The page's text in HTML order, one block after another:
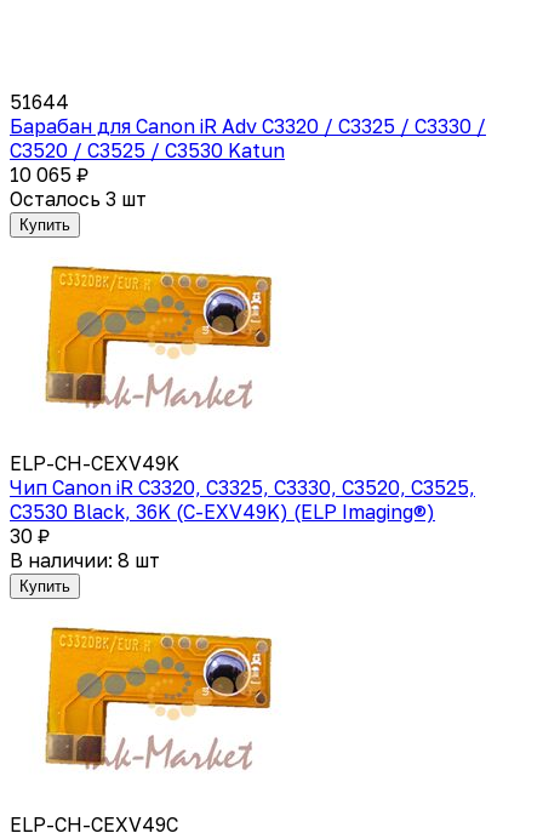
51644
Барабан для Canon iR Adv C3320 / C3325 / C3330 /
C3520 / C3525 / C3530 Katun
10 065 ₽
Осталось 3 шт
Купить
ELP-CH-CEXV49K
Чип Canon iR C3320, C3325, C3330, C3520, C3525,
C3530 Black, 36K (C-EXV49K) (ELP Imaging®)
30 ₽
В наличии: 8 шт
Купить
ELP-CH-CEXV49C